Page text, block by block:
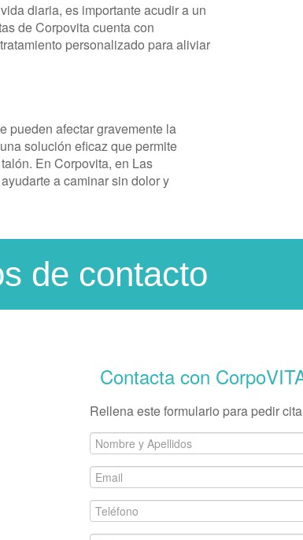
diaria, es importante acudir a un
de Corpovita cuenta con
personalizado para aliviar
pueden afectar gravemente la
solución eficaz que permite
En Corpovita, en Las
a caminar sin dolor y
de contacto
Contacta con
Rellena este formulario para pedir
Nombre
y
Apellidos
Email
Teléfono